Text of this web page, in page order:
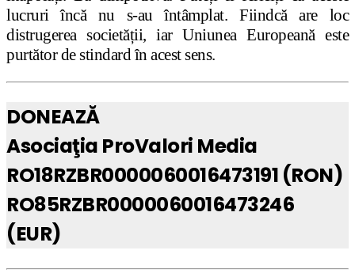
lucruri încă nu s-au întâmplat. Fiindcă are loc
distrugerea societății, iar Uniunea Europeană este
purtător de stindard în acest sens.
DONEAZĂ
Asociaţia ProValori Media
RO18RZBR0000060016473191 (RON)
RO85RZBR0000060016473246
(EUR)